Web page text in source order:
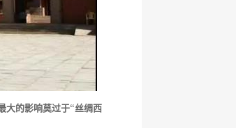
大的影响莫过于“丝绸西